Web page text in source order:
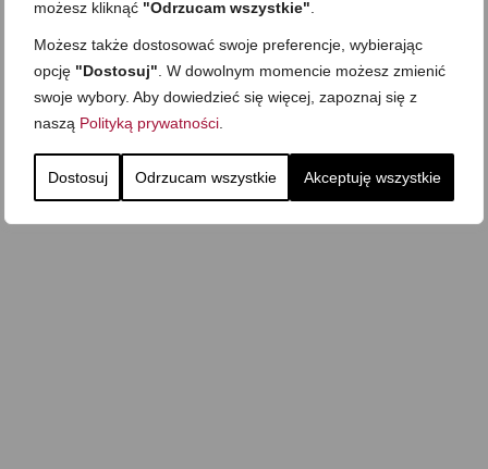
możesz kliknąć "Odrzucam wszystkie"
Możesz także dostosować swoje preferencje, wybierając
opcję "Dostosuj" . W dowolnym momencie możesz zmienić
swoje wybory. Aby dowiedzieć się więcej, zapoznaj się z
naszą Polityką prywatności
Dostosuj Odrzucam wszystkie Akceptuję wszystkie